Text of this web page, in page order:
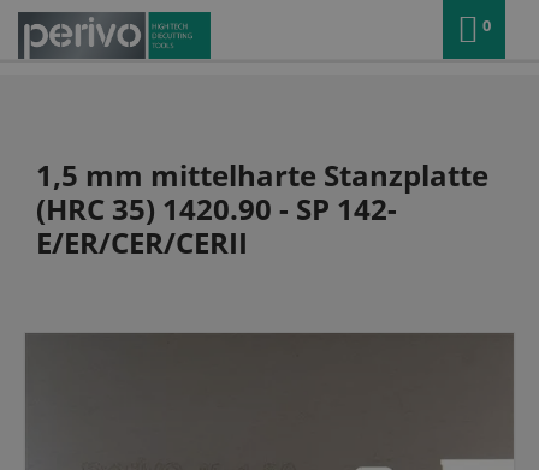
0
1,5 mm mittelharte Stanzplatte
(HRC 35) 1420.90 - SP 142-
E/ER/CER/CERII